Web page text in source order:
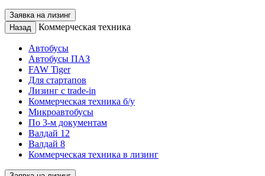
Заявка на лизинг
Назад
Коммерческая техника
Автобусы
Автобусы ПАЗ
FAW Tiger
Для стартапов
Лизинг с trade-in
Коммерческая техника б/у
Микроавтобусы
По 3-м документам
Валдай 12
Валдай 8
Коммерческая техника в лизинг